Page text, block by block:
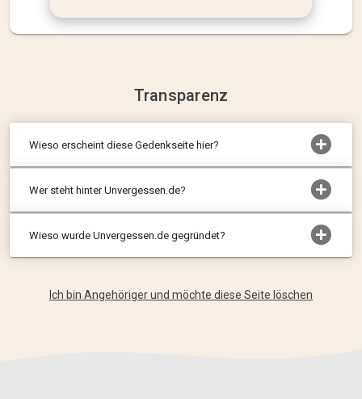
Transparenz
Wieso erscheint diese Gedenkseite hier?
Wer steht hinter Unvergessen.de?
Wieso wurde Unvergessen.de gegründet?
Ich bin Angehöriger und möchte diese Seite löschen